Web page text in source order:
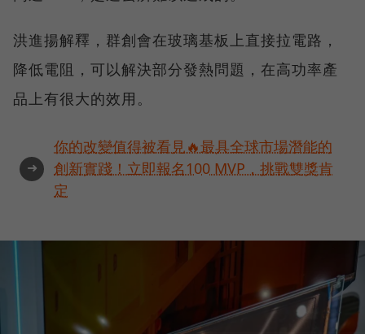
洪進揚解釋，群創會在玻璃基板上直接拉電路，
降低電阻，可以解決部分發熱問題，在高功率產
品上有很大的效用。
➜
你的改變值得被看見🔥最具全球市場潛能的
創新實踐！立即報名100 MVP，挑戰雙獎肯
定